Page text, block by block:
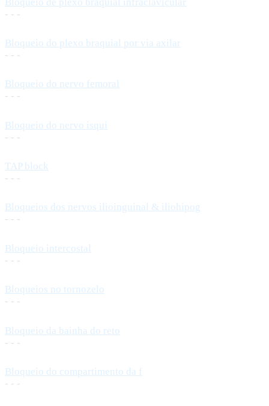
- - -
Bloqueio do plexo braquial por via axilar
- - -
Bloqueio do nervo femoral
- - -
Bloqueio do nervo isqui
- - -
TAP block
- - -
Bloqueios dos nervos ilioinguinal & iliohipog
- - -
Bloqueio intercostal
- - -
Bloqueios no tornozelo
- - -
Bloqueio da bainha do reto
- - -
Bloqueio do compartimento da f
- - -